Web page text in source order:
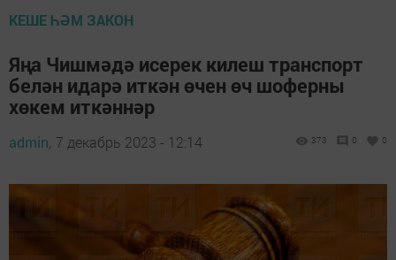
КЕШЕ ҺӘМ ЗАКОН
Яңа Чишмәдә исерек килеш транспорт
белән идарә иткән өчен өч шоферны
хөкем иткәннәр
admin, 7 декабрь 2023 - 12:14 373 0 0